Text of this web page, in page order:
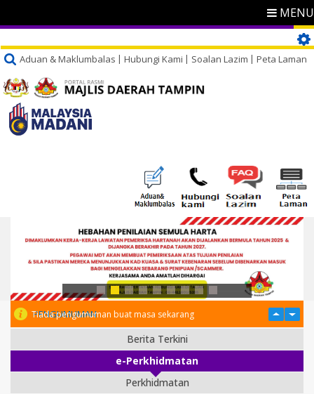
MENU
Aduan & Maklumbalas Hubungi Kami Soalan Lazim Peta Laman
PENGUMUMAN
Tiada pengumuman buat masa sekarang
Berita Terkini
e-Perkhidmatan
Perkhidmatan